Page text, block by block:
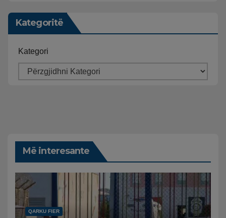
Kategoritë
Kategori
Më interesante
QARKU FIER